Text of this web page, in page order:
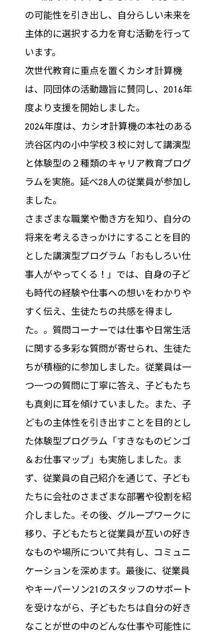
の可能性を引き出し、自分らしい未来を
主体的に選択する力を育む活動を行って
います。
次世代教育に重点を置くカシオ計算機
は、同団体の活動趣旨に賛同し、2016年
度より支援を開始しました。
2024年度は、カシオ計算機の本社のある
渋谷区内の小中学校３校に対して講演型
と体験型の２種類のキャリア教育プログ
ラムを実施。延べ28人の従業員が参加し
ました。
さまざまな職業や働き方を知り、自分の
将来を考えるきっかけにすることを目的
とした講演型プログラム「おもしろい仕
事人がやってくる！」では、自身の子ど
も時代の経験や仕事への想いをわかりや
すく伝え、生徒たちの共感を得まし
た。。質問コーナーでは仕事や日常生活
に関する多彩な質問が寄せられ、生徒た
ちが積極的に参加しました。従業員は一
つ一つの質問に丁寧に答え、子どもたち
も真剣に耳を傾けていました。また、子
どもの主体性を引き出すことを目的とし
た体験型プログラム「すきなものビンゴ
＆お仕事マップ」も実施しました。ま
ず、従業員の自己紹介を通じて、子ども
たちに会社のさまざまな部署や役割を紹
介しました。その後、グループワークに
移り、子どもたちと従業員が互いの好き
なものや場所について共有し、コミュニ
ケーションを深めます。最後に、従業員
やキーパーソン21のスタッフのサポート
を受けながら、子どもたちは自分の好き
なことが世の中のどんな仕事や可能性に